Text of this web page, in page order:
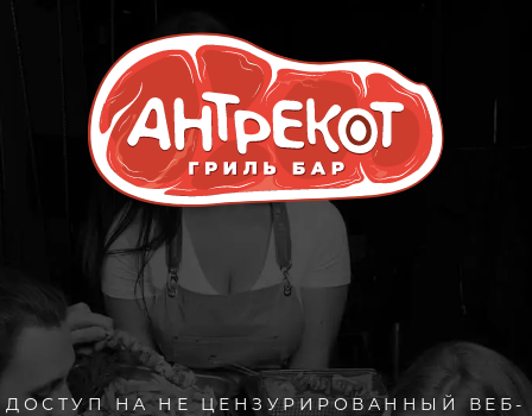
ДОСТУП НА НЕ ЦЕНЗУРИРОВАННЫЙ ВЕБ-
ОТЗЫВЫ
ОСТАВИТЬ ОТЗЫВ
ЧИТАТЬ ОТЗЫВЫ
Выберите бар
Оценка
star_border star_border star_border star_border star_border